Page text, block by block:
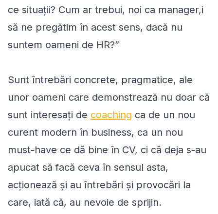
ce situații? Cum ar trebui, noi ca manager,i
să ne pregătim în acest sens, dacă nu
suntem oameni de HR?”
Sunt întrebări concrete, pragmatice, ale
unor oameni care demonstrează nu doar că
sunt interesați de coaching ca de un nou
curent modern în business, ca un nou
must-have ce dă bine în CV, ci că deja s-au
apucat să facă ceva în sensul asta,
acționează și au întrebări și provocări la
care, iată că, au nevoie de sprijin.